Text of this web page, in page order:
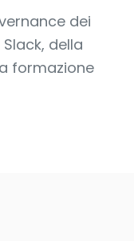
dei
della
formazione